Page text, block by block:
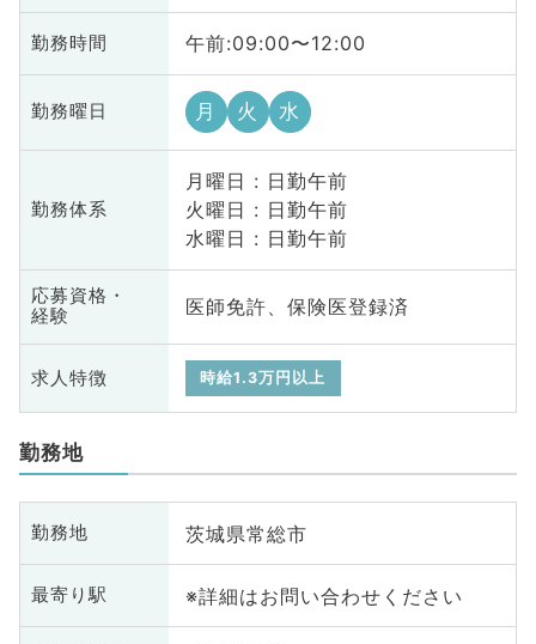
勤務時間 午前:09:00〜12:00
勤務曜日 月 火 水
勤務体系
月曜日 : 日勤午前
火曜日 : 日勤午前
水曜日 : 日勤午前
応募資格・
経験
医師免許、保険医登録済
求人特徴 時給1.3万円以上
勤務地
勤務地 茨城県常総市
最寄り駅 ※詳細はお問い合わせください